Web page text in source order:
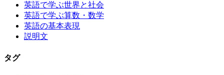
英語で学ぶ世界と社会
英語で学ぶ算数・数学
英語の基本表現
説明文
タグ